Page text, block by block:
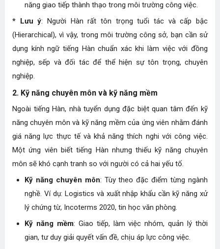
năng giao tiếp thành thạo trong môi trường công việc.
* Lưu ý: Người Hàn rất tôn trọng tuổi tác và cấp bậc
(Hierarchical), vì vậy, trong môi trường công sở, bạn cần sử
dụng kính ngữ tiếng Hàn chuẩn xác khi làm việc với đồng
nghiệp, sếp và đối tác để thể hiện sự tôn trọng, chuyên
nghiệp.
2. Kỹ năng chuyên môn và kỹ năng mềm
Ngoài tiếng Hàn, nhà tuyển dụng đặc biệt quan tâm đến kỹ
năng chuyên môn và kỹ năng mềm của ứng viên nhằm đánh
giá năng lực thực tế và khả năng thích nghi với công việc.
Một ứng viên biết tiếng Hàn nhưng thiếu kỹ năng chuyên
môn sẽ khó cạnh tranh so với người có cả hai yếu tố.
Kỹ năng chuyên môn: Tùy theo đặc điểm từng ngành
nghề. Ví dụ: Logistics và xuất nhập khẩu cần kỹ năng xử
lý chứng từ, Incoterms 2020, tin học văn phòng.
Kỹ năng mềm: Giao tiếp, làm việc nhóm, quản lý thời
gian, tư duy giải quyết vấn đề, chịu áp lực công việc.